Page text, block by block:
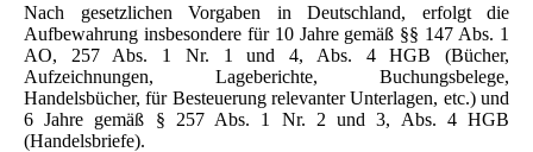
Nach gesetzlichen Vorgaben in Deutschland, erfolgt die
Aufbewahrung insbesondere für 10 Jahre gemäß §§ 147 Abs. 1
AO, 257 Abs. 1 Nr. 1 und 4, Abs. 4 HGB (Bücher,
Aufzeichnungen, Lageberichte, Buchungsbelege,
Handelsbücher, für Besteuerung relevanter Unterlagen, etc.) und
6 Jahre gemäß § 257 Abs. 1 Nr. 2 und 3, Abs. 4 HGB
(Handelsbriefe).